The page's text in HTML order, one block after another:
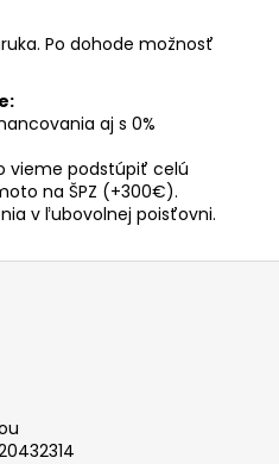
Po dohode možnosť
aj s 0%
vieme podstúpiť celú
na ŠPZ (+300€).
v ľubovolnej poisťovni.